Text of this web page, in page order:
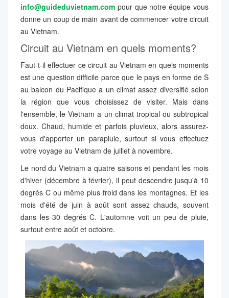
info@guideduvietnam.com pour que notre équipe vous
donne un coup de main avant de commencer votre circuit
au Vietnam.
Circuit au Vietnam en quels moments?
Faut-t-il effectuer ce circuit au Vietnam en quels moments
est une question difficile parce que le pays en forme de S
au balcon du Pacifique a un climat assez diversifié selon
la région que vous choisissez de visiter. Mais dans
l'ensemble, le Vietnam a un climat tropical ou subtropical
doux. Chaud, humide et parfois pluvieux, alors assurez-
vous d'apporter un parapluie, surtout si vous effectuez
votre voyage au Vietnam de juillet à novembre.
Le nord du Vietnam a quatre saisons et pendant les mois
d'hiver (décembre à février), il peut descendre jusqu'à 10
degrés C ou même plus froid dans les montagnes. Et les
mois d'été de juin à août sont assez chauds, souvent
dans les 30 degrés C. L'automne voit un peu de pluie,
surtout entre août et octobre.